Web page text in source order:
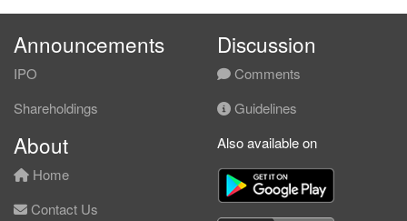
Announcements
IPO
Shareholdings
Discussion
Comments
Guidelines
About
Home
Contact Us
Also available on